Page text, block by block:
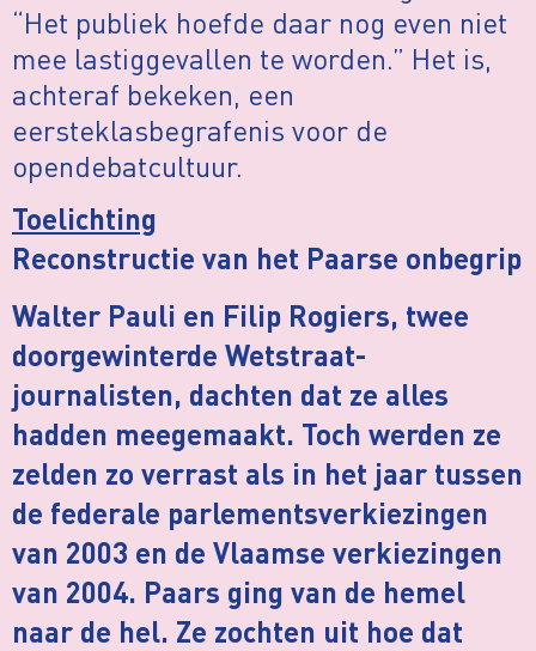
“Het publiek hoefde daar nog even niet
mee lastiggevallen te worden.” Het is,
achteraf bekeken, een
eersteklasbegrafenis voor de
opendebatcultuur.
Toelichting
Reconstructie van het Paarse onbegrip
Walter Pauli en Filip Rogiers, twee
doorgewinterde Wetstraat-
journalisten, dachten dat ze alles
hadden meegemaakt. Toch werden ze
zelden zo verrast als in het jaar tussen
de federale parlementsverkiezingen
van 2003 en de Vlaamse verkiezingen
van 2004. Paars ging van de hemel
naar de hel. Ze zochten uit hoe dat